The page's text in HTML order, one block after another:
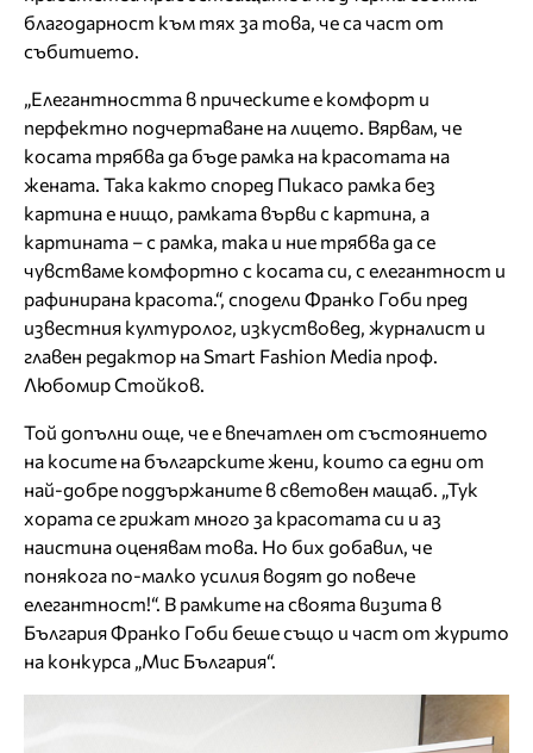
благодарност към тях за това, че са част от
събитието.
„Елегантността в прическите е комфорт и
перфектно подчертаване на лицето. Вярвам, че
косата трябва да бъде рамка на красотата на
жената. Така както според Пикасо рамка без
картина е нищо, рамката върви с картина, а
картината – с рамка, така и ние трябва да се
чувстваме комфортно с косата си, с елегантност и
рафинирана красота.“, сподели Франко Гоби пред
известния културолог, изкуствовед, журналист и
главен редактор на Smart Fashion Media проф.
Любомир Стойков.
Той допълни още, че е впечатлен от състоянието
на косите на българските жени, които са едни от
най-добре поддържаните в световен мащаб. „Тук
хората се грижат много за красотата си и аз
наистина оценявам това. Но бих добавил, че
понякога по-малко усилия водят до повече
елегантност!“. В рамките на своята визита в
България Франко Гоби беше също и част от журито
на конкурса „Мис България“.